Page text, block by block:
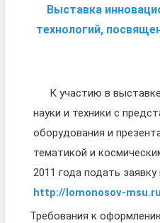
Выставка
технологий,
К участию в
науки и техники с
оборудования и
тематикой и
2011 года подать
http://lomonosov-
Требования к